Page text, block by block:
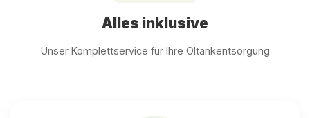
Alles inklusive
Unser Komplettservice für Ihre Öltankentsorgung